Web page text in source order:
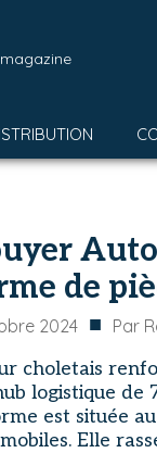
de
2024 ■ Par
choletais
logistique de
est située
Elle